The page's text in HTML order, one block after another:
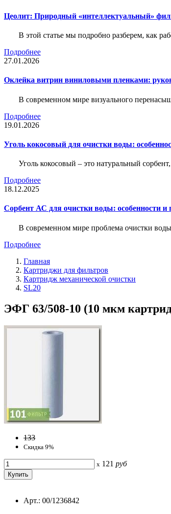
Цеолит: Природный «интеллектуальный»
В этой статье мы подробно разберем, как
Подробнее
27.01.2026
Оклейка витрин виниловыми пленками:
В современном мире визуального
Подробнее
19.01.2026
Уголь кокосовый для очистки воды:
Уголь кокосовый – это натуральный
Подробнее
18.12.2025
Сорбент АС для очистки воды: особенности и
В современном мире проблема очистки воды
Подробнее
Главная
Картриджи для фильтров
Картридж механической очистки
SL20
ЭФГ 63/508-10 (10 мкм
133
Скидка 9%
x 121 руб
Арт.: 00/1236842